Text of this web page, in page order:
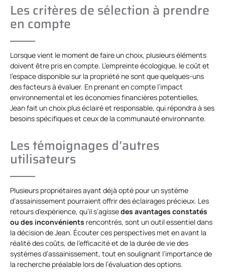
Les critères de sélection à prendre
en compte
Lorsque vient le moment de faire un choix, plusieurs éléments
doivent être pris en compte. L’empreinte écologique, le coût et
l’espace disponible sur la propriété ne sont que quelques-uns
des facteurs à évaluer. En prenant en compte l’impact
environnemental et les économies financières potentielles,
Jean fait un choix plus éclairé et responsable, qui répondra à ses
besoins spécifiques et ceux de la communauté environnante.
Les témoignages d’autres
utilisateurs
Plusieurs propriétaires ayant déjà opté pour un système
d’assainissement pourraient offrir des éclairages précieux. Les
retours d’expérience, qu’il s’agissedes avantages constatés
ou des inconvénients rencontrés, sont un outil essentiel dans
la décision de Jean. Écouter ces perspectives met en avant la
réalité des coûts, de l’efficacité et de la durée de vie des
systèmes d’assainissement, tout en soulignant l’importance de
la recherche préalable lors de l’évaluation des options.